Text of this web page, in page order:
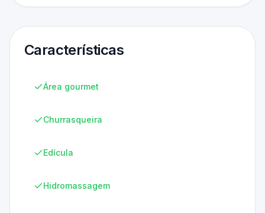
Características
Área gourmet
Churrasqueira
Edícula
Hidromassagem